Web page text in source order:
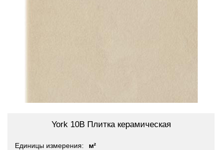
York 10B Плитка керамическая
Единицы измерения м²